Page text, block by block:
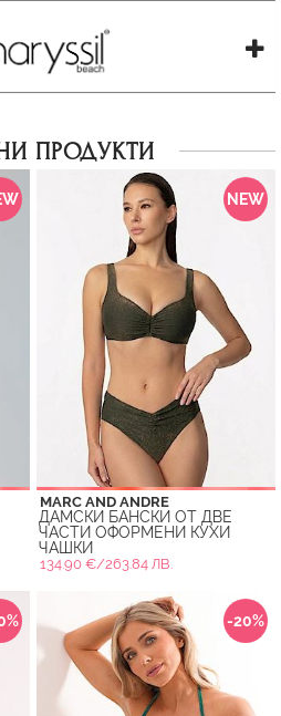
ПРОДУКТИ
NEW
MARC AND ANDRE
ДАМСКИ БАНСКИ ОТ ДВЕ
ЧАСТИ ОФОРМЕНИ КУХИ
ЧАШКИ
134.90 €/263.84 ЛВ.
-20%